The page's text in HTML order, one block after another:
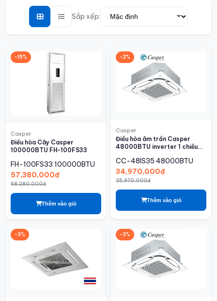
Sắp xếp:
-15%
Casper
Điều hòa Cây Casper
100000BTU FH-100FS33
FH-100FS33 100000BTU
57,380,000đ
68,280,000đ
Thêm vào giỏ
-2%
Casper
Điều hòa âm trần Casper
48000BTU inverter 1 chiều
CC-48IS35 48000BTU
34,970,000đ
35,970,000đ
Thêm vào giỏ
-3% -3%